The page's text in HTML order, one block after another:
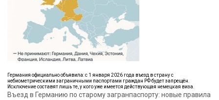
Германия официально объявила: с 1 января 2026 года въезд в страну с
небиометрическими заграничными паспортами граждан РФ будет запрещён.
Исключение составят лишь те, у кого уже имеется действующая немецкая виза.
Въезд в Германию по старому загранпаспорту: новые правила